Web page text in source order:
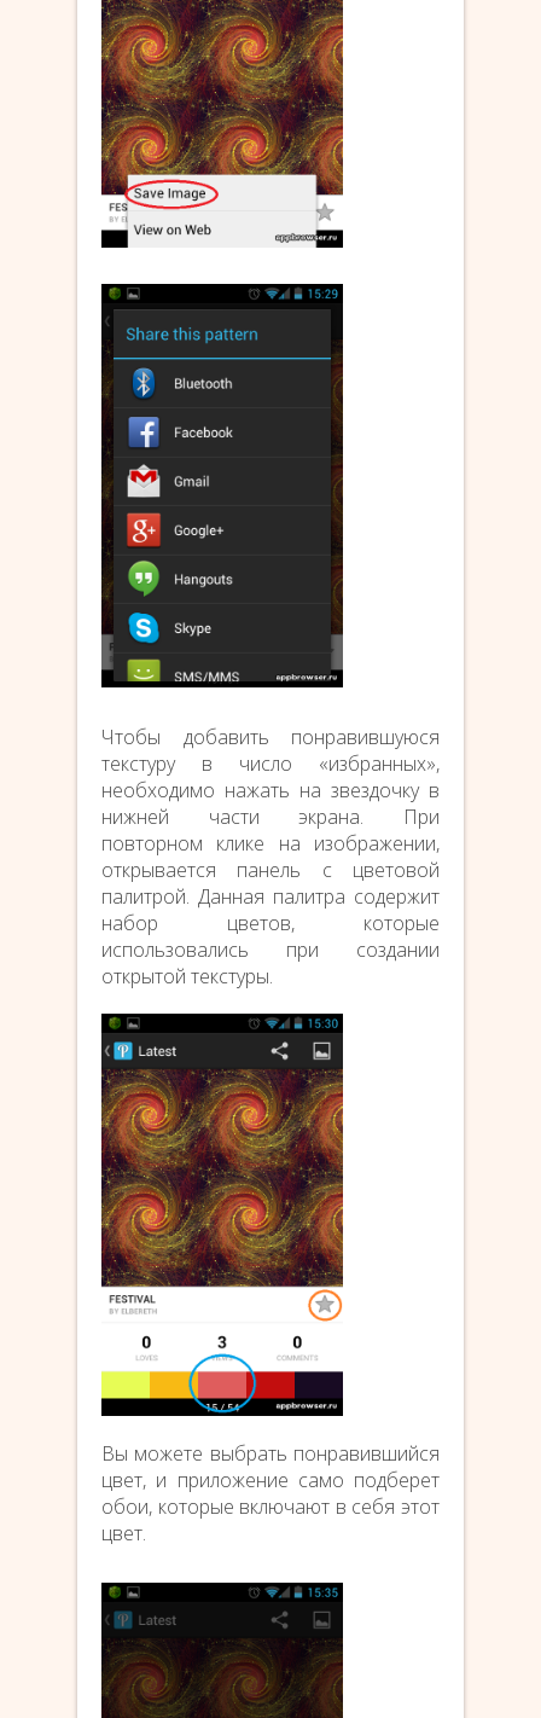
Чтобы добавить понравившуюся
текстуру в число «избранных»,
необходимо нажать на звездочку в
нижней части экрана. При
повторном клике на изображении,
открывается панель с цветовой
палитрой. Данная палитра содержит
набор цветов, которые
использовались при создании
открытой текстуры.
Вы можете выбрать понравившийся
цвет, и приложение само подберет
обои, которые включают в себя этот
цвет.